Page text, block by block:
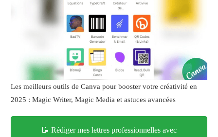
Les meilleurs outils de Canva pour booster votre créativité en
2025 : Magic Writer, Magic Media et astuces avancées
📝 Rédiger mes lettres professionnelles avec